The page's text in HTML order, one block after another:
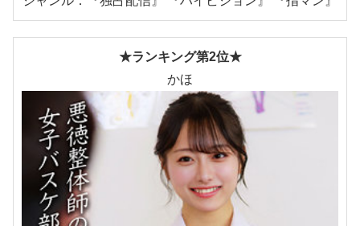
★ランキング第2位★
かほ